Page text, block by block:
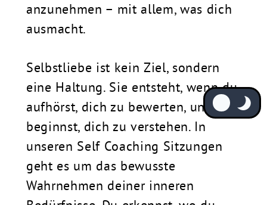
anzunehmen – mit allem, was dich
ausmacht.
Selbstliebe ist kein Ziel, sondern
eine Haltung. Sie entsteht, wenn du
aufhörst, dich zu bewerten, und
beginnst, dich zu verstehen. In
unseren Self Coaching Sitzungen
geht es um das bewusste
Wahrnehmen deiner inneren